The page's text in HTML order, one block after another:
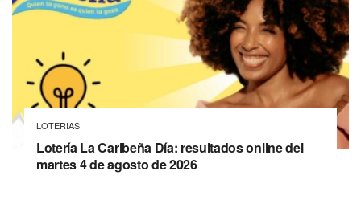
LOTERIAS
Lotería La Caribeña Día: resultados online del
martes 4 de agosto de 2026